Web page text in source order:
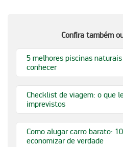
Confira também
5 melhores piscinas
conhecer
Checklist de viagem: o que
imprevistos
Como alugar carro barato:
economizar de verdade